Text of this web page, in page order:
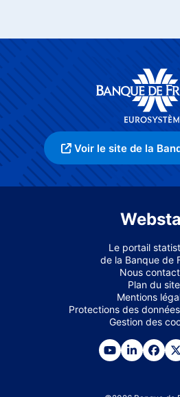
Voir le site de la
Le portail
de la Banque de
Nous
Plan du site
Mentions
Protections des
Gestion des